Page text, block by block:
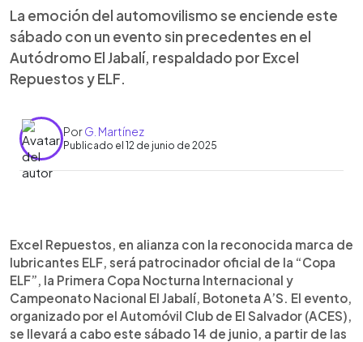
La emoción del automovilismo se enciende este
sábado con un evento sin precedentes en el
Autódromo El Jabalí, respaldado por Excel
Repuestos y ELF.
PorG. Martínez
Publicado el 12 de junio de 2025
► Escuchar artículo
Excel Repuestos, en alianza con la reconocida marca de
lubricantes ELF, será patrocinador oficial de la “Copa
ELF”, la Primera Copa Nocturna Internacional y
Campeonato Nacional El Jabalí, Botoneta A’S. El evento,
organizado por el Automóvil Club de El Salvador (ACES),
se llevará a cabo este sábado 14 de junio, a partir de las